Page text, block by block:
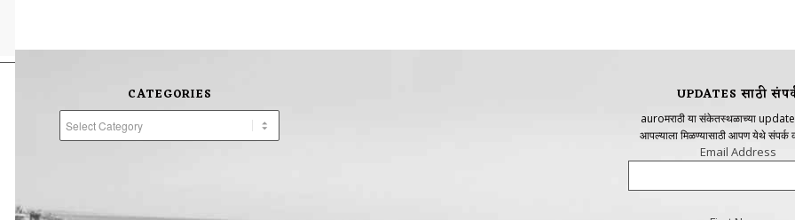
CATEGORIES UPDATES साठी
auroमराठी या संकेतस्थळाच्या
आपल्याला मिळण्यासाठी आपण येथे
Email Address